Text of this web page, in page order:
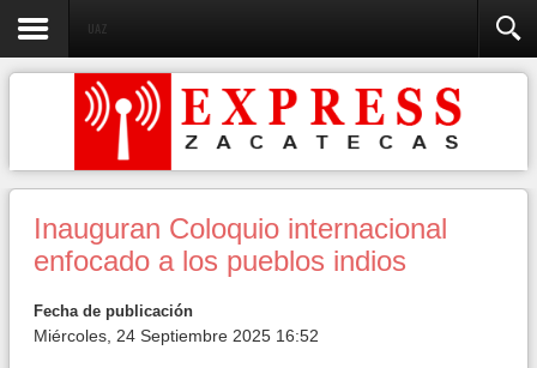
UAZ
Inauguran Coloquio internacional
enfocado a los pueblos indios
Fecha de publicación
Miércoles, 24 Septiembre 2025 16:52